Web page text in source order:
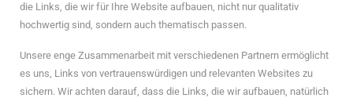
die Links, die wir für Ihre Website aufbauen, nicht nur qualitativ
hochwertig sind, sondern auch thematisch passen.
Unsere enge Zusammenarbeit mit verschiedenen Partnern ermöglicht
es uns, Links von vertrauenswürdigen und relevanten Websites zu
sichern. Wir achten darauf, dass die Links, die wir aufbauen, natürlich